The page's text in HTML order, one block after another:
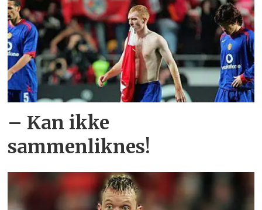
– Kan ikke
sammenliknes!